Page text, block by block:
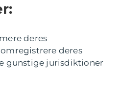
deres
deres
gunstige jurisdiktioner